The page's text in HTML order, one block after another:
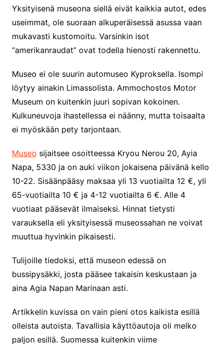
Yksityisenä museona siellä eivät kaikkia autot, edes
useimmat, ole suoraan alkuperäisessä asussa vaan
mukavasti kustomoitu. Varsinkin isot
“amerikanraudat” ovat todella hienosti rakennettu.
Museo ei ole suurin automuseo Kyproksella. Isompi
löytyy ainakin Limassolista. Ammochostos Motor
Museum on kuitenkin juuri sopivan kokoinen.
Kulkuneuvoja ihastellessa ei näänny, mutta toisaalta
ei myöskään pety tarjontaan.
Museo sijaitsee osoitteessa Kryou Nerou 20, Ayia
Napa, 5330 ja on auki viikon jokaisena päivänä kello
10-22. Sisäänpääsy maksaa yli 13 vuotiailta 12 €, yli
65-vuotiailta 10 € ja 4-12 vuotiailta 6 €. Alle 4
vuotiaat pääsevät ilmaiseksi. Hinnat tietysti
varauksella eli yksityisessä museossahan ne voivat
muuttua hyvinkin pikaisesti.
Tulijoille tiedoksi, että museon edessä on
bussipysäkki, josta pääsee takaisin keskustaan ja
aina Agia Napan Marinaan asti.
Artikkelin kuvissa on vain pieni otos kaikista esillä
olleista autoista. Tavallisia käyttöautoja oli melko
paljon esillä. Suomessa kuitenkin viime